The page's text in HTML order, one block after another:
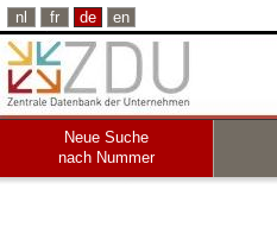
nl fr de en
Neue Suche
nach Nummer